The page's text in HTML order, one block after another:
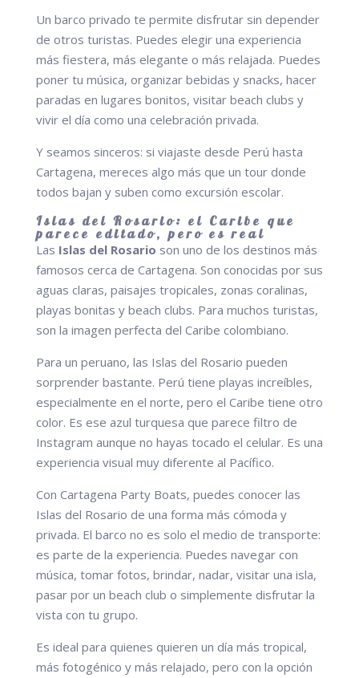
Un barco privado te permite disfrutar sin depender
de otros turistas. Puedes elegir una experiencia
más fiestera, más elegante o más relajada. Puedes
poner tu música, organizar bebidas y snacks, hacer
paradas en lugares bonitos, visitar beach clubs y
vivir el día como una celebración privada.
Y seamos sinceros: si viajaste desde Perú hasta
Cartagena, mereces algo más que un tour donde
todos bajan y suben como excursión escolar.
Islas del Rosario: el Caribe que
parece editado, pero es real
Las Islas del Rosario son uno de los destinos más
famosos cerca de Cartagena. Son conocidas por sus
aguas claras, paisajes tropicales, zonas coralinas,
playas bonitas y beach clubs. Para muchos turistas,
son la imagen perfecta del Caribe colombiano.
Para un peruano, las Islas del Rosario pueden
sorprender bastante. Perú tiene playas increíbles,
especialmente en el norte, pero el Caribe tiene otro
color. Es ese azul turquesa que parece filtro de
Instagram aunque no hayas tocado el celular. Es una
experiencia visual muy diferente al Pacífico.
Con Cartagena Party Boats, puedes conocer las
Islas del Rosario de una forma más cómoda y
privada. El barco no es solo el medio de transporte:
es parte de la experiencia. Puedes navegar con
música, tomar fotos, brindar, nadar, visitar una isla,
pasar por un beach club o simplemente disfrutar la
vista con tu grupo.
Es ideal para quienes quieren un día más tropical,
más fotogénico y más relajado, pero con la opción